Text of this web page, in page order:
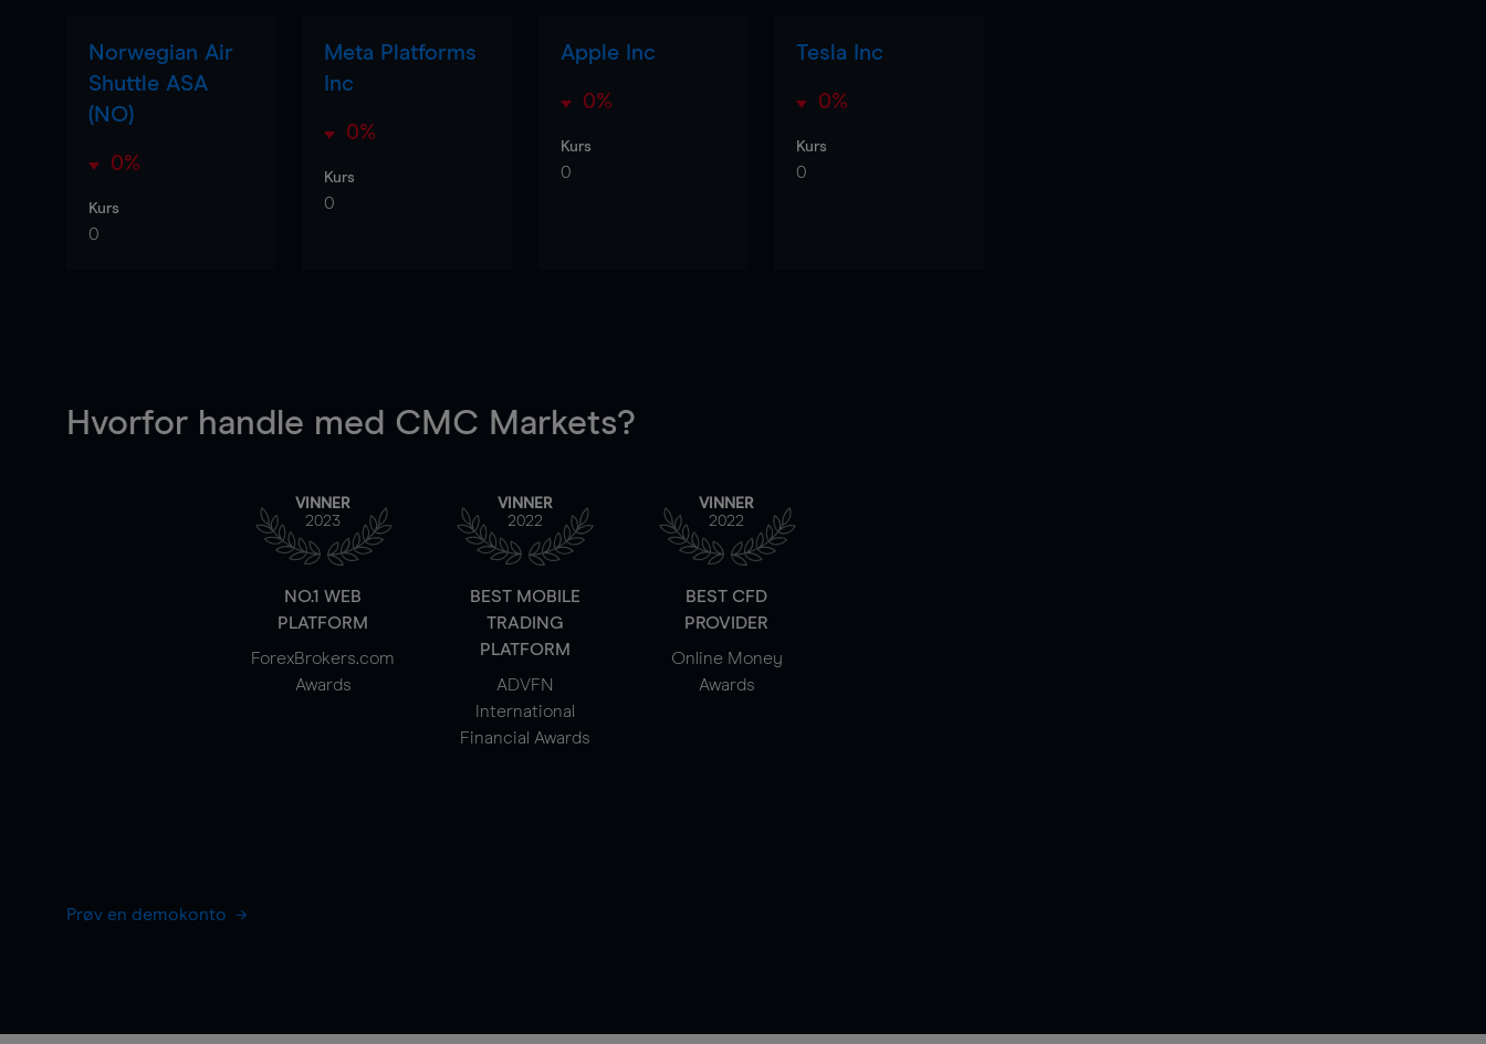
Norwegian Air
Shuttle ASA
(NO)
0%
Kurs
0
Meta Platforms
Inc
0%
Kurs
0
Apple Inc
0%
Kurs
0
Tesla Inc
0%
Kurs
0
Hvorfor handle med CMC Markets?
VINNER
2023
NO.1 WEB
PLATFORM
ForexBrokers.com
Awards
VINNER
2022
BEST MOBILE
TRADING
PLATFORM
ADVFN
International
Financial Awards
VINNER
2022
BEST CFD
PROVIDER
Online Money
Awards
Prøv en demokonto